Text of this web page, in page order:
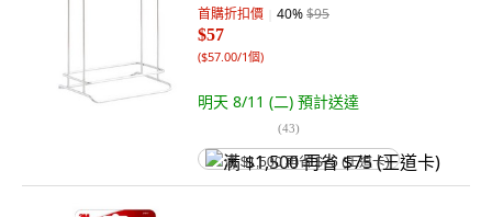
首購折扣價 40%$95
$57
($57.00/1個)
明天 8/11 (二) 預計送達
(43)
满 $1,500 再省 $75 (王道卡)